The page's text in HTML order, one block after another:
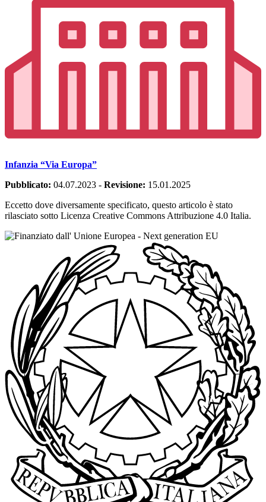
Infanzia “Via Europa”
Pubblicato: 04.07.2023 - Revisione: 15.01.2025
Eccetto dove diversamente specificato, questo articolo è stato
rilasciato sotto Licenza Creative Commons Attribuzione 4.0 Italia.